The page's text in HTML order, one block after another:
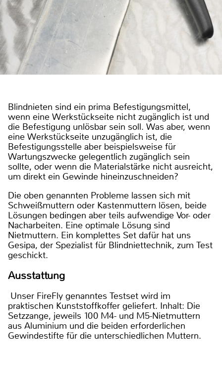
Blindnieten sind ein prima Befestigungsmittel,
wenn eine Werkstückseite nicht zugänglich ist und
die Befestigung unlösbar sein soll. Was aber, wenn
eine Werkstückseite unzugänglich ist, die
Befestigungsstelle aber beispielsweise für
Wartungszwecke gelegentlich zugänglich sein
sollte, oder wenn die Materialstärke nicht ausreicht,
um direkt ein Gewinde hineinzuschneiden?
Die oben genannten Probleme lassen sich mit
Schweißmuttern oder Kastenmuttern lösen, beide
Lösungen bedingen aber teils aufwendige Vor- oder
Nacharbeiten. Eine optimale Lösung sind
Nietmuttern. Ein komplettes Set dafür hat uns
Gesipa, der Spezialist für Blindniettechnik, zum Test
geschickt.
Ausstattung
Unser FireFly genanntes Testset wird im
praktischen Kunststoffkoffer geliefert. Inhalt: Die
Setzzange, jeweils 100 M4- und M5-Nietmuttern
aus Aluminium und die beiden erforderlichen
Gewindestifte für die unterschiedlichen Muttern.